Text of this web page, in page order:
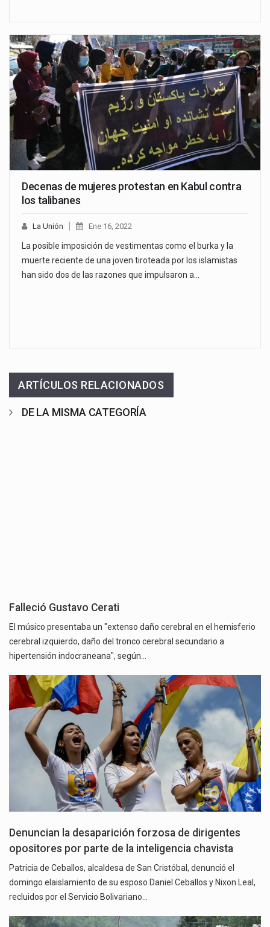
Decenas de mujeres protestan en Kabul contra
los talibanes
La Unión Ene 16, 2022
La posible imposición de vestimentas como el burka y la
muerte reciente de una joven tiroteada por los islamistas
han sido dos de las razones que impulsaron a…
ARTÍCULOS RELACIONADOS
DE LA MISMA CATEGORÍA
Falleció Gustavo Cerati
El músico presentaba un "extenso daño cerebral en el hemisferio
cerebral izquierdo, daño del tronco cerebral secundario a
hipertensión indocraneana", según…
Denuncian la desaparición forzosa de dirigentes
opositores por parte de la inteligencia chavista
Patricia de Ceballos, alcaldesa de San Cristóbal, denunció el
domingo elaislamiento de su esposo Daniel Ceballos y Nixon Leal,
recluidos por el Servicio Bolivariano…